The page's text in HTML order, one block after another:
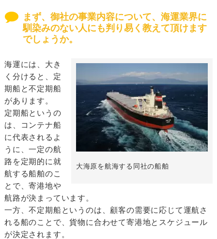
まず、御社の事業内容について、海運業界に
馴染みのない人にも判り易く教えて頂けます
でしょうか。
大海原を航海する同社の船舶
海運には、大き
く分けると、定
期船と不定期船
があります。
定期船というの
は、コンテナ船
に代表されるよ
うに、一定の航
路を定期的に就
航する船舶のこ
とで、寄港地や
航路が決まっています。
一方、不定期船というのは、顧客の需要に応じて運航さ
れる船のことで、貨物に合わせて寄港地とスケジュール
が決定されます。